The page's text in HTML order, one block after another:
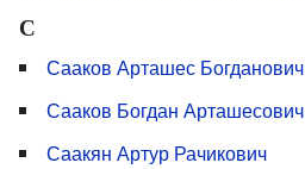
С
Сааков Арташес Богданович
Сааков Богдан Арташесович
Саакян Артур Рачикович